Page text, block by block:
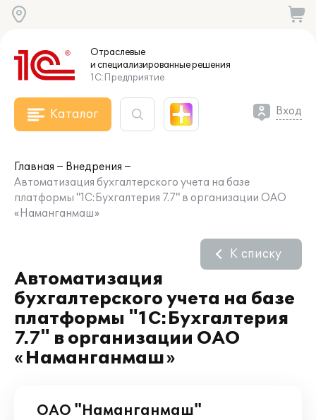
Отраслевые
и специализированныерешения
1С:Предприятие
Каталог Вход
Главная
Внедрения
Автоматизация бухгалтерского учета на базе
платформы "1С:Бухгалтерия 7.7" в организации ОАО
«Наманганмаш»
Автоматизация
бухгалтерского учета на базе
платформы "1С:Бухгалтерия
7.7" в организации ОАО
«Наманганмаш»
К списку
ОАО "Наманганмаш"